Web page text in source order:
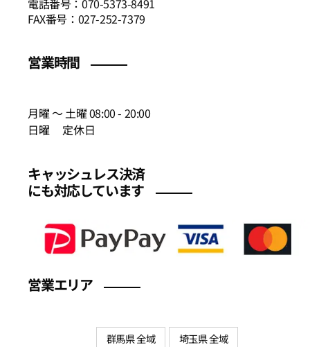
電話番号：070-5373-8491
FAX番号：027-252-7379
営業時間
月曜 〜 土曜 08:00 - 20:00
日曜 定休日
キャッシュレス決済
にも対応しています
営業エリア
群馬県 全域 埼玉県 全域